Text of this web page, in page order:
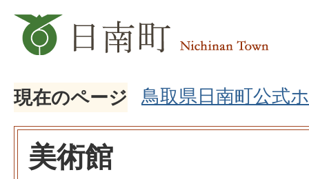
現在のページ 鳥取県日南町公式
美術館